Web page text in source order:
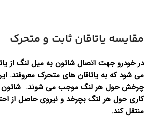
مقایسه یاتاقان ثابت و متحرک
در خودرو جهت اتصال شاتون به میل لنگ از
می شود که به یاتاقان های متحرک معروفند.
چرخش حول هر لنگ موجب می شوند. شاتون
کاری حول هر لنگ بچرخد و نیروی حاصل از
منتقل کند.